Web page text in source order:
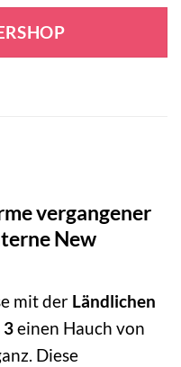
ist:
149,00 €.
vergangener
New
mit der Ländlichen
3einen Hauch von
Diese